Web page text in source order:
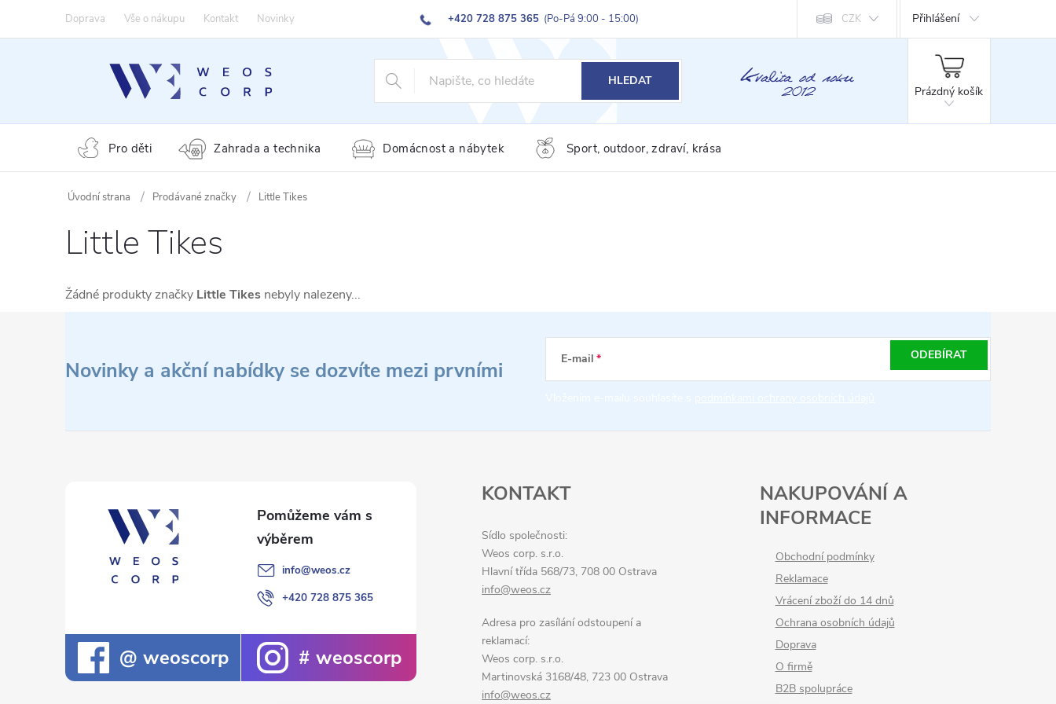
+420 728 875 365 (Po-Pá 9:00 - 15:00)
Doprava Vše o nákupu Kontakt Novinky CZK Přihlášení
HLEDAT
NÁKUPNÍ
Prázdný košík
Pro děti Zahrada a technika Domácnost a nábytek Sport, outdoor, zdraví, krása
Prodávané značky Little Tikes
Little Tikes
Žádné produkty značky Little Tikes nebyly nalezeny...
Novinky a akční nabídky se dozvíte mezi prvními E-mail ODEBÍRAT
info@weos.cz
+420 728 875 365
weoscorp weoscorp
KONTAKT
Sídlo společnosti:
Weos corp. s.r.o.
Hlavní třída 568/73, 708 00 Ostrava
info@weos.cz
Adresa pro zasílání odstoupení a
reklamací:
Weos corp. s.r.o.
Martinovská 3168/48, 723 00 Ostrava
info@weos.cz
NAKUPOVÁNÍ A
INFORMACE
Obchodní podmínky
Reklamace
Vrácení zboží do 14 dnů
Ochrana osobních údajů
Doprava
O firmě
B2B spolupráce